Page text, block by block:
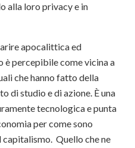
alla loro privacy e in
apocalittica ed
è percepibile come vicina a
che hanno fatto della
di studio e di azione. È una
tecnologica e punta
per come sono
capitalismo. Quello che ne